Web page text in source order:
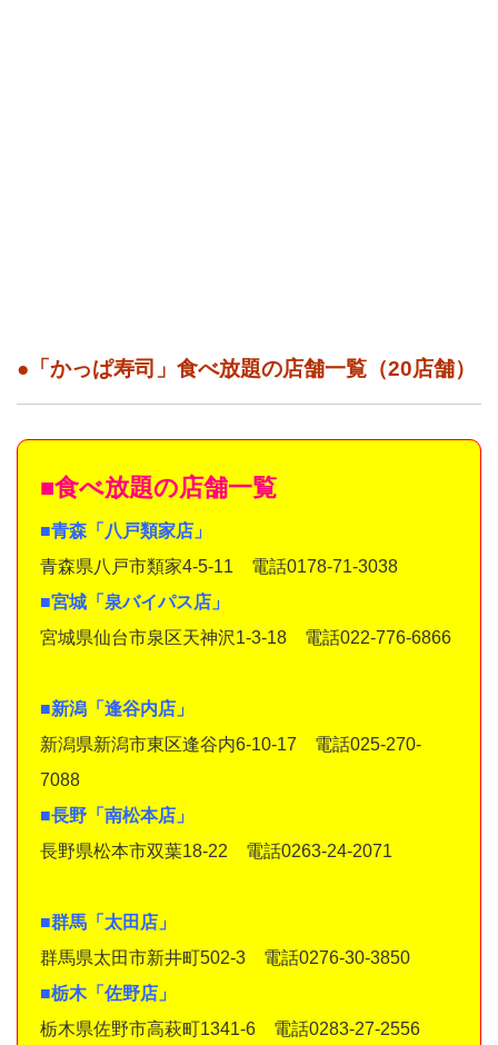
●「かっぱ寿司」食べ放題の店舗一覧（20店舗）
■食べ放題の店舗一覧
■青森「八戸類家店」
青森県八戸市類家4-5-11 電話0178-71-3038
■宮城「泉バイパス店」
宮城県仙台市泉区天神沢1-3-18 電話022-776-6866
■新潟「逢谷内店」
新潟県新潟市東区逢谷内6-10-17 電話025-270-
7088
■長野「南松本店」
長野県松本市双葉18-22 電話0263-24-2071
■群馬「太田店」
群馬県太田市新井町502-3 電話0276-30-3850
■栃木「佐野店」
栃木県佐野市高萩町1341-6 電話0283-27-2556